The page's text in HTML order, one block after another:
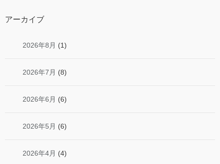
アーカイブ
2026年8月 (1)
2026年7月 (8)
2026年6月 (6)
2026年5月 (6)
2026年4月 (4)